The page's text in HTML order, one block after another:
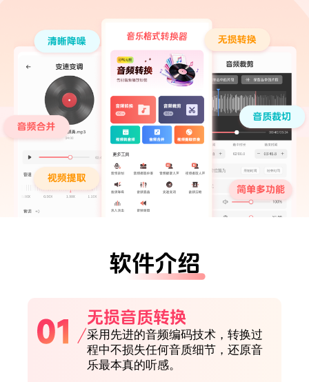
软件介绍
无损音质转换
采用先进的音频编码技术，转换过
程中不损失任何音质细节，还原音
乐最本真的听感。